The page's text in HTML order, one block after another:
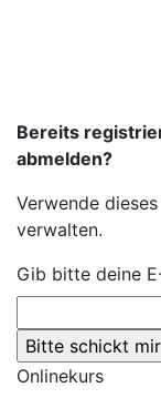
Bereits
abmelden?
Verwende
verwalten.
Gib bitte deine
Onlinekurs